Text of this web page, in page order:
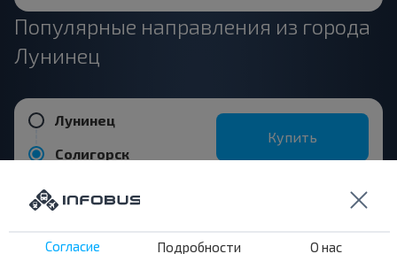
Популярные направления из города
Лунинец
Лунинец
Солигорск
Купить
Лунинец
Бобруйск
Согласие Подробности О нас